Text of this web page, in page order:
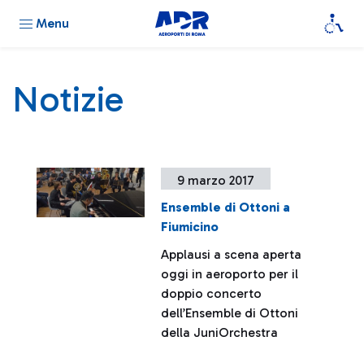
Menu
Notizie
9 marzo 2017
Ensemble di Ottoni a
Fiumicino
Applausi a scena aperta
oggi in aeroporto per il
doppio concerto
dell’Ensemble di Ottoni
della JuniOrchestra